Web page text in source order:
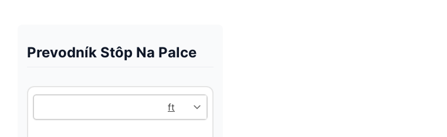
Prevodník Stôp Na Palce